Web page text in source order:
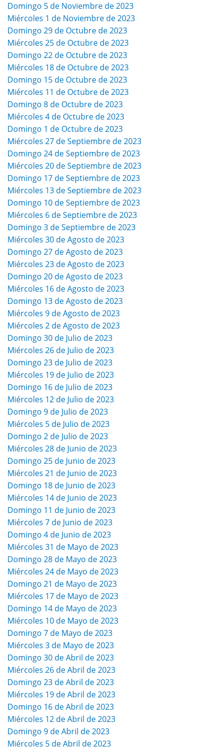
Domingo 5 de Noviembre de 2023
Miércoles 1 de Noviembre de 2023
Domingo 29 de Octubre de 2023
Miércoles 25 de Octubre de 2023
Domingo 22 de Octubre de 2023
Miércoles 18 de Octubre de 2023
Domingo 15 de Octubre de 2023
Miércoles 11 de Octubre de 2023
Domingo 8 de Octubre de 2023
Miércoles 4 de Octubre de 2023
Domingo 1 de Octubre de 2023
Miércoles 27 de Septiembre de 2023
Domingo 24 de Septiembre de 2023
Miércoles 20 de Septiembre de 2023
Domingo 17 de Septiembre de 2023
Miércoles 13 de Septiembre de 2023
Domingo 10 de Septiembre de 2023
Miércoles 6 de Septiembre de 2023
Domingo 3 de Septiembre de 2023
Miércoles 30 de Agosto de 2023
Domingo 27 de Agosto de 2023
Miércoles 23 de Agosto de 2023
Domingo 20 de Agosto de 2023
Miércoles 16 de Agosto de 2023
Domingo 13 de Agosto de 2023
Miércoles 9 de Agosto de 2023
Miércoles 2 de Agosto de 2023
Domingo 30 de Julio de 2023
Miércoles 26 de Julio de 2023
Domingo 23 de Julio de 2023
Miércoles 19 de Julio de 2023
Domingo 16 de Julio de 2023
Miércoles 12 de Julio de 2023
Domingo 9 de Julio de 2023
Miércoles 5 de Julio de 2023
Domingo 2 de Julio de 2023
Miércoles 28 de Junio de 2023
Domingo 25 de Junio de 2023
Miércoles 21 de Junio de 2023
Domingo 18 de Junio de 2023
Miércoles 14 de Junio de 2023
Domingo 11 de Junio de 2023
Miércoles 7 de Junio de 2023
Domingo 4 de Junio de 2023
Miércoles 31 de Mayo de 2023
Domingo 28 de Mayo de 2023
Miércoles 24 de Mayo de 2023
Domingo 21 de Mayo de 2023
Miércoles 17 de Mayo de 2023
Domingo 14 de Mayo de 2023
Miércoles 10 de Mayo de 2023
Domingo 7 de Mayo de 2023
Miércoles 3 de Mayo de 2023
Domingo 30 de Abril de 2023
Miércoles 26 de Abril de 2023
Domingo 23 de Abril de 2023
Miércoles 19 de Abril de 2023
Domingo 16 de Abril de 2023
Miércoles 12 de Abril de 2023
Domingo 9 de Abril de 2023
Miércoles 5 de Abril de 2023